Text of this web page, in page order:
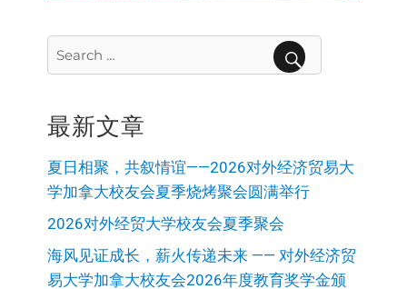
for:
最新文章
夏日相聚，共叙情谊——2026对外经济贸易大
学加拿大校友会夏季烧烤聚会圆满举行
2026对外经贸大学校友会夏季聚会
海风见证成长，薪火传递未来 —— 对外经济贸
易大学加拿大校友会2026年度教育奖学金颁